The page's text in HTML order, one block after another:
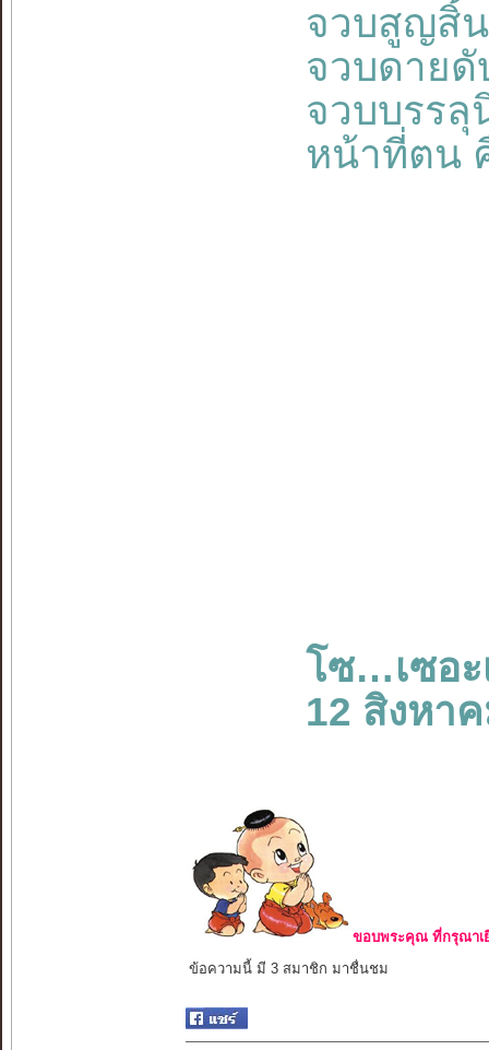
จวบสูญสิ้
จวบดาย
จวบบรร
หน้าที่ตน
โซ…เซอะ
12 สิงหา
ขอบพระคุณ ที่กรุณาเ
ข้อความนี้ มี 3 สมาชิก มาชื่นชม